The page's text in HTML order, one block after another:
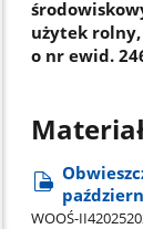
użytek rolny,
o nr ewid.
WOOŚ-